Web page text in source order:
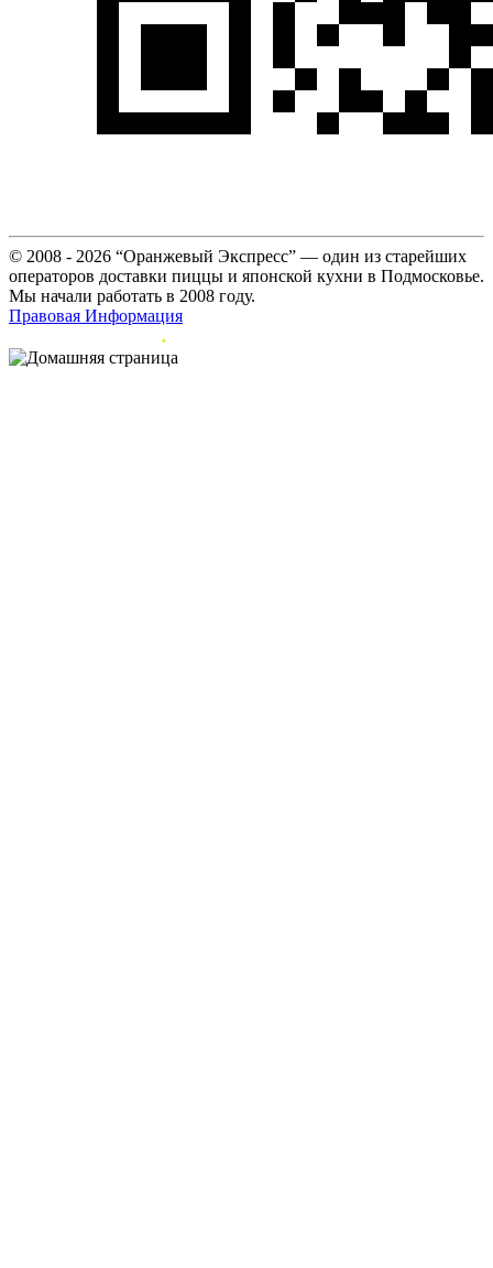
© 2008 - 2026 “Оранжевый Экспресс” — один из старейших
операторов доставки пиццы и японской кухни в Подмосковье.
Мы начали работать в 2008 году.
Правовая Информация